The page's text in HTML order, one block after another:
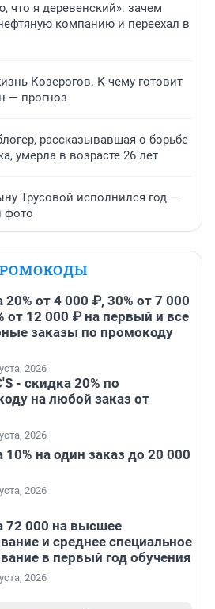
что я деревенский»: зачем
компанию и переехал в
Козерогов. К чему готовит
— прогноз
рассказывавшая о борьбе
умерла в возрасте 26 лет
Трусовой исполнился год —
фото
20% от 4 000 ₽, 30% от 7 000
от 12 000 ₽ на первый и все
заказы по промокоду
2026
- скидка 20% по
на любой заказ от
2026
10% на один заказ до 20 000
2026
72 000 на высшее
и среднее специальное
в первый год обучения
2026